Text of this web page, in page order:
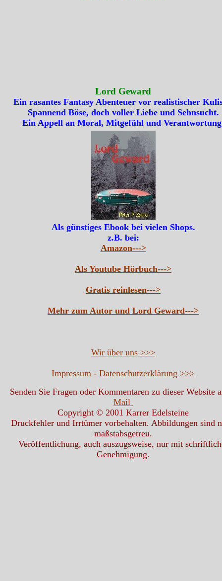
Lord Geward
Ein rasantes Fantasy Abenteuer vor realistischer
Spannend Böse, doch voller Liebe und Sehnsucht.
Ein Appell an Moral, Mitgefühl und
Als günstiges Ebook bei vielen Shops.
z.B. bei:
Amazon--->
Als Youtube Hörbuch--->
Gratis reinlesen--->
Mehr zum Autor und Lord Geward--->
Wir über uns >>>
Impressum - Datenschutzerklärung >>>
Senden Sie Fragen oder Kommentaren zu dieser Website
Mail
Copyright © 2001 Karrer Edelsteine
Druckfehler und Irrtümer vorbehalten. Abbildungen sind
maßstabsgetreu.
Veröffentlichung, auch auszugsweise, nur mit
Genehmigung.